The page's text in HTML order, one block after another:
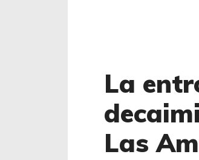
La
Las